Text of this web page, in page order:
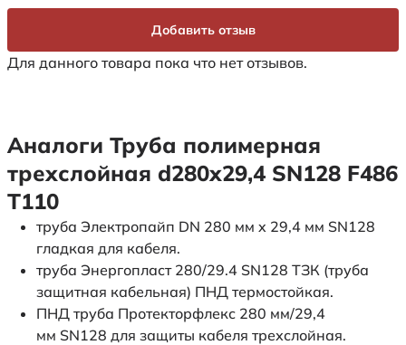
Для данного товара пока что нет отзывов.
Добавить отзыв
Аналоги Труба полимерная
трехслойная d280х29,4 SN128 F486
Т110
труба Электропайп DN 280 мм x 29,4 мм SN128
гладкая для кабеля.
труба Энергопласт 280/29.4 SN128 ТЗК (труба
защитная кабельная) ПНД термостойкая.
ПНД труба Протекторфлекс 280 мм/29,4
мм SN128 для защиты кабеля трехслойная.